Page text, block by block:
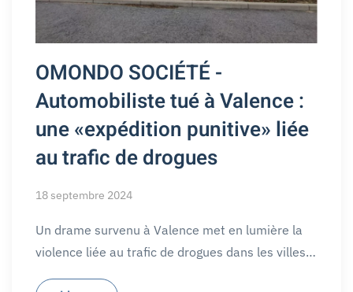
OMONDO SOCIÉTÉ -
Automobiliste tué à Valence :
une «expédition punitive» liée
au trafic de drogues
18 septembre 2024
Un drame survenu à Valence met en lumière la
violence liée au trafic de drogues dans les villes…